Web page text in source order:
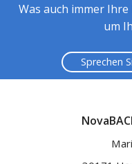
Was auch immer
um
Sprechen